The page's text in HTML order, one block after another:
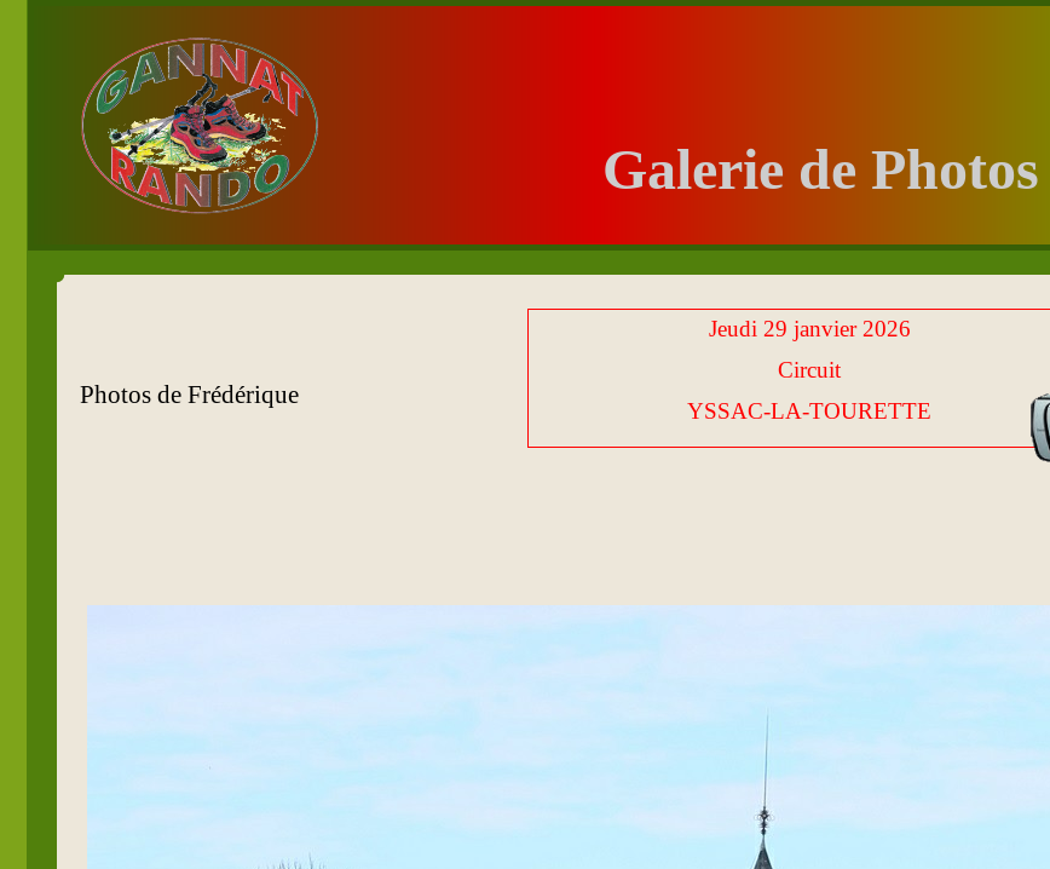
Galerie de Photos
Jeudi 29 janvier 2026
Circuit
YSSAC-LA-TOURETTE
Photos de Frédérique